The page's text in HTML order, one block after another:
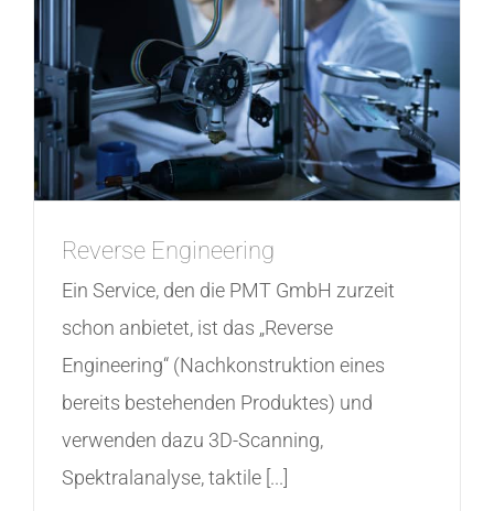
Reverse Engineering
Ein Service, den die PMT GmbH zurzeit
schon anbietet, ist das „Reverse
Engineering“ (Nachkonstruktion eines
bereits bestehenden Produktes) und
verwenden dazu 3D-Scanning,
Spektralanalyse, taktile [...]